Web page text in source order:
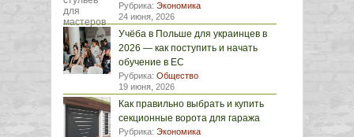
Рубрика: Экономика
24 июня, 2026
Учёба в Польше для украинцев в
2026 — как поступить и начать
обучение в ЕС
Рубрика: Общество
19 июня, 2026
Как правильно выбрать и купить
секционные ворота для гаража
Рубрика: Экономика